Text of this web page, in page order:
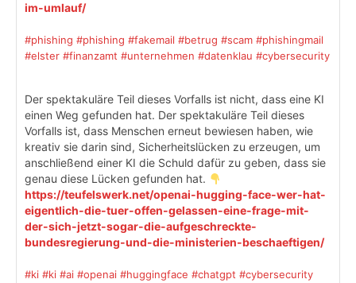
im-umlauf/
#phishing #phishing #fakemail #betrug #scam #phishingmail
#elster #finanzamt #unternehmen #datenklau #cybersecurity
Der spektakuläre Teil dieses Vorfalls ist nicht, dass eine KI
einen Weg gefunden hat. Der spektakuläre Teil dieses
Vorfalls ist, dass Menschen erneut bewiesen haben, wie
kreativ sie darin sind, Sicherheitslücken zu erzeugen, um
anschließend einer KI die Schuld dafür zu geben, dass sie
genau diese Lücken gefunden hat.
https://teufelswerk.net/openai-hugging-face-wer-hat-
eigentlich-die-tuer-offen-gelassen-eine-frage-mit-
der-sich-jetzt-sogar-die-aufgeschreckte-
bundesregierung-und-die-ministerien-beschaeftigen/
#ki #ki #ai #openai #huggingface #chatgpt #cybersecurity